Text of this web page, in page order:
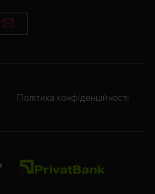
Політика конфіденційності